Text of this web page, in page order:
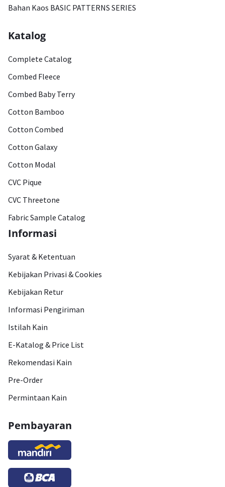
Bahan Kaos BASIC PATTERNS SERIES
Katalog
Complete Catalog
Combed Fleece
Combed Baby Terry
Cotton Bamboo
Cotton Combed
Cotton Galaxy
Cotton Modal
CVC Pique
CVC Threetone
Fabric Sample Catalog
Informasi
Syarat & Ketentuan
Kebijakan Privasi & Cookies
Kebijakan Retur
Informasi Pengiriman
Istilah Kain
E-Katalog & Price List
Rekomendasi Kain
Pre-Order
Permintaan Kain
Pembayaran